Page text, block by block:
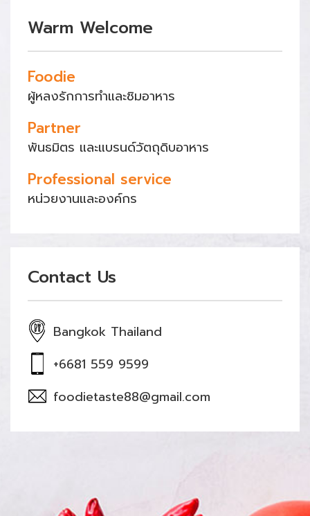
Warm Welcome
Foodie
ผู้หลงรักการทำและชิมอาหาร
Partner
พันธมิตร และแบรนด์วัตถุดิบอาหาร
Professional service
หน่วยงานและองค์กร
Contact Us
Bangkok Thailand
+6681 559 9599
foodietaste88@gmail.com